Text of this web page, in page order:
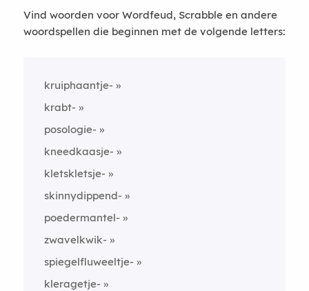
Vind woorden voor Wordfeud, Scrabble en andere
woordspellen die beginnen met de volgende letters:
kruiphaantje-
krabt-
posologie-
kneedkaasje-
kletskletsje-
skinnydippend-
poedermantel-
zwavelkwik-
spiegelfluweeltje-
kleragetje-